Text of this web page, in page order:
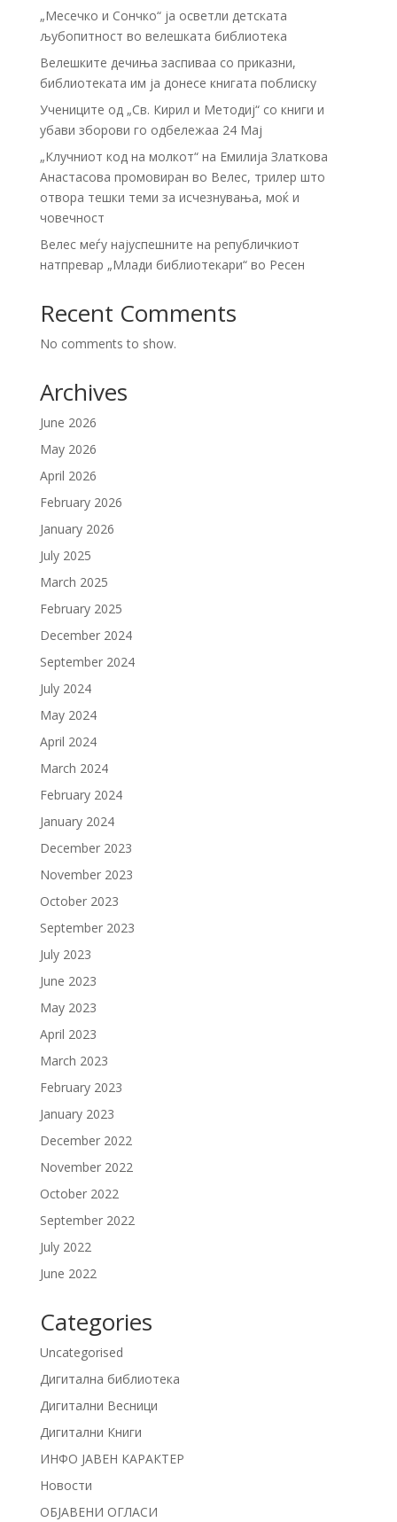
„Месечко и Сончко“ ја осветли детската
љубопитност во велешката библиотека
Велешките дечиња заспиваа со приказни,
библиотеката им ја донесе книгата поблиску
Учениците од „Св. Кирил и Методиј“ со книги и
убави зборови го одбележаа 24 Мај
„Клучниот код на молкот“ на Емилија Златкова
Анастасова промовиран во Велес, трилер што
отвора тешки теми за исчезнувања, моќ и
човечност
Велес меѓу најуспешните на републичкиот
натпревар „Млади библиотекари“ во Ресен
Recent Comments
No comments to show.
Archives
June 2026
May 2026
April 2026
February 2026
January 2026
July 2025
March 2025
February 2025
December 2024
September 2024
July 2024
May 2024
April 2024
March 2024
February 2024
January 2024
December 2023
November 2023
October 2023
September 2023
July 2023
June 2023
May 2023
April 2023
March 2023
February 2023
January 2023
December 2022
November 2022
October 2022
September 2022
July 2022
June 2022
Categories
Uncategorised
Дигитална библиотека
Дигитални Весници
Дигитални Книги
ИНФО ЈАВЕН КАРАКТЕР
Новости
ОБЈАВЕНИ ОГЛАСИ